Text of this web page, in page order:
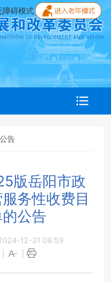
障碍模式
告
版岳阳市政
务性收费目
公告
12-31 08:59